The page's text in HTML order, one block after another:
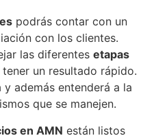
podrás contar con un
con los clientes.
las diferentes etapas
tener un resultado rápido.
además entenderá a la
que se manejen.
en AMN están listos